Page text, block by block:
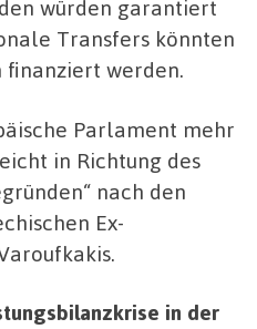
würden garantiert
Transfers könnten
finanziert werden.
Parlament mehr
in Richtung des
nach den
Ex-
in der